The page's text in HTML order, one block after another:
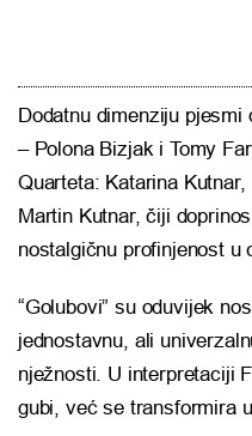
Dodatnu dimenziju
– Polona Bizjak i Tomy
Quarteta: Katarina
Martin Kutnar, čiji
nostalgičnu profinjenost u
“Golubovi” su oduvijek
jednostavnu, ali
nježnosti. U interpretaciji
gubi, već se transformira